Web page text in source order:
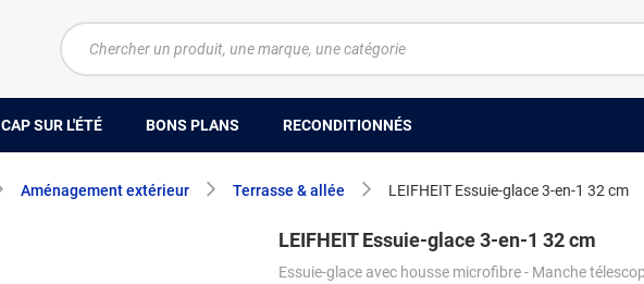
CAP SUR L'ÉTÉ BONS PLANS RECONDITIONNÉS
Aménagement extérieur Terrasse & allée LEIFHEIT Essuie-glace 3-en-1 32 cm
LEIFHEIT Essuie-glace 3-en-1 32 cm
Essuie-glace avec housse microfibre - Manche